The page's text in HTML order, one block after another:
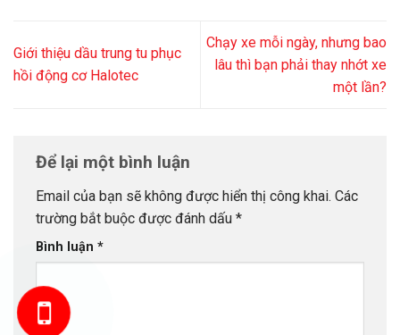
Giới thiệu dầu trung tu phục
hồi động cơ Halotec
Chạy xe mỗi ngày, nhưng bao
lâu thì bạn phải thay nhớt xe
một lần?
Để lại một bình luận
Email của bạn sẽ không được hiển thị công khai. Các
trường bắt buộc được đánh dấu *
Bình luận *
HOTLINE: 0914333668